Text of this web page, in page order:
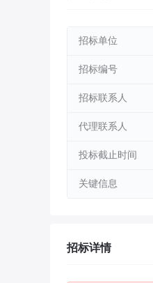
招标单位
招标编号
招标联系人
代理联系人
投标截止时间
关键信息
招标详情